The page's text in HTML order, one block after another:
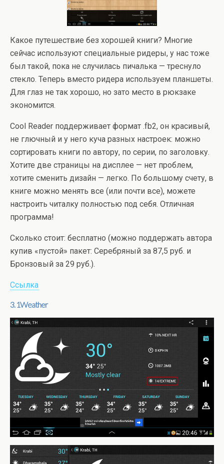
Какое путешествие без хорошей книги? Многие
сейчас используют специальные ридеры, у нас тоже
был такой, пока не случилась пичалька — треснуло
стекло. Теперь вместо ридера используем планшеты.
Для глаз не так хорошо, но зато место в рюкзаке
экономится.
Cool Reader поддерживает формат .fb2, он красивый,
не глючный и у него куча разных настроек: можно
сортировать книги по автору, по серии, по заголовку.
Хотите две страницы на дисплее — нет проблем,
хотите сменить дизайн — легко. По большому счету, в
книге можно менять все (или почти все), можете
настроить читалку полностью под себя. Отличная
программа!
Сколько стоит: бесплатно (можно поддержать автора
купив «пустой» пакет: Серебряный за 87,5 руб. и
Бронзовый за 29 руб.).
Ссылка
3. 1Weather